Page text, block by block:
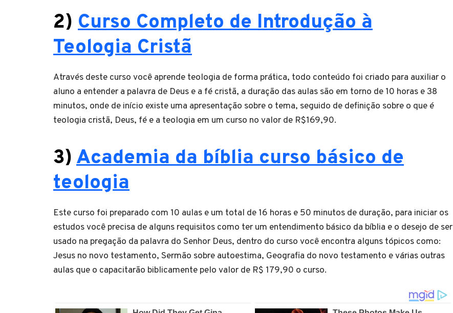
2) Curso Completo de Introdução à
Teologia Cristã
Através deste curso você aprende teologia de forma prática, todo conteúdo foi criado para auxiliar o
aluno a entender a palavra de Deus e a fé cristã, a duração das aulas são em torno de 10 horas e 38
minutos, onde de início existe uma apresentação sobre o tema, seguido de definição sobre o que é
teologia cristã, Deus, fé e a teologia em um curso no valor de R$169,90.
3) Academia da bíblia curso básico de
teologia
Este curso foi preparado com 10 aulas e um total de 16 horas e 50 minutos de duração, para iniciar os
estudos você precisa de alguns requisitos como ter um entendimento básico da bíblia e o desejo de ser
usado na pregação da palavra do Senhor Deus, dentro do curso você encontra alguns tópicos como:
Jesus no novo testamento, Sermão sobre autoestima, Geografia do novo testamento e várias outras
aulas que o capacitarão biblicamente pelo valor de R$ 179,90 o curso.